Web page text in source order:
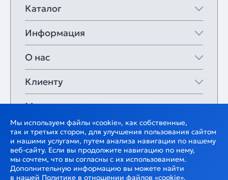
Каталог
Информация
О нас
Клиенту
Мои закладки
Мы используем файлы «cookie», как собственные,
так и третьих сторон, для улучшения пользования сайтом
и нашими услугами, путем анализа навигации по нашему
веб-сайту. Если вы продолжите навигацию по нему,
мы сочтем, что вы согласны с их использованием.
Дополнительную информацию вы можете найти
в нашей Политике в отношении файлов «cookie».